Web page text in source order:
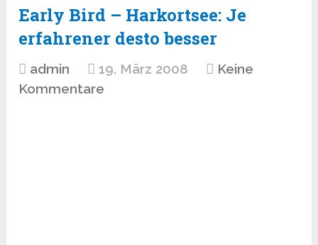
Early Bird – Harkortsee: Je
erfahrener desto besser
admin 19. März 2008
Keine
Kommentare